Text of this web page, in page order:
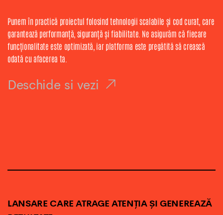
Punem în practică proiectul folosind tehnologii scalabile și cod curat, care
garantează performanță, siguranță și fiabilitate. Ne asigurăm că fiecare
funcționalitate este optimizată, iar platforma este pregătită să crească
odată cu afacerea ta.
Deschide si vezi
LANSARE CARE ATRAGE ATENȚIA ȘI GENEREAZĂ